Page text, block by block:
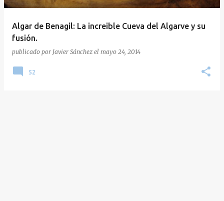
Algar de Benagil: La increible Cueva del Algarve y su
fusión.
publicado por Javier Sánchez el mayo 24, 2014
52